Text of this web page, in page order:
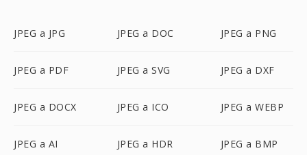
JPEG a JPG JPEG a DOC JPEG a PNG
JPEG a PDF JPEG a SVG JPEG a DXF
JPEG a DOCX JPEG a ICO JPEG a WEBP
JPEG a AI JPEG a HDR JPEG a BMP